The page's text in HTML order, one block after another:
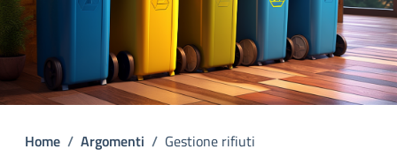
Home / Argomenti / Gestione rifiuti